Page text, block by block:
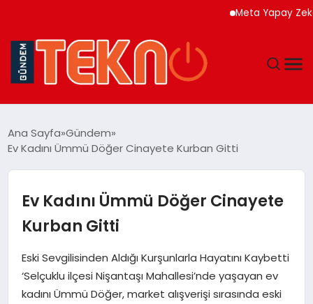
Meta Yapay Zeka
DÜNYA
EĞITIM
EKONOMI
Ana Sayfa Gündem
Ev Kadını Ümmü Döğer Cinayete Kurban Gitti
Ev Kadını Ümmü Döğer Cinayete
Kurban Gitti
Eski Sevgilisinden Aldığı Kurşunlarla Hayatını Kaybetti
‘Selçuklu ilçesi Nişantaşı Mahallesi’nde yaşayan ev
kadını Ümmü Döğer, market alışverişi sırasında eski